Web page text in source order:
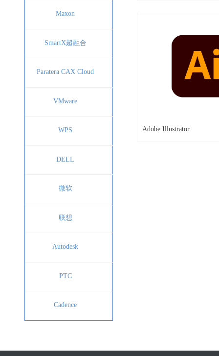
Adobe Illustrator
Maxon
SmartX超融合
Paratera CAX Cloud
VMware
WPS
DELL
微软
联想
Autodesk
PTC
Cadence